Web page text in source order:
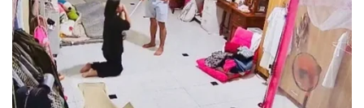
Tư vấn luật
Phân tích